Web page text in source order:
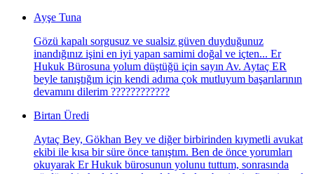
Ayşe Tuna
Gözü kapalı sorgusuz ve sualsiz güven duyduğunuz
inandığınız işini en iyi yapan samimi doğal ve içten... Er
Hukuk Bürosuna yolum düştüğü için sayın Av. Aytaç ER
beyle tanıştığım için kendi adıma çok mutluyum başarılarının
devamını dilerim ????????????
Birtan Üredi
Aytaç Bey, Gökhan Bey ve diğer birbirinden kıymetli avukat
ekibi ile kısa bir süre önce tanıştım. Ben de önce yorumları
okuyarak Er Hukuk bürosunun yolunu tuttum, sonrasında